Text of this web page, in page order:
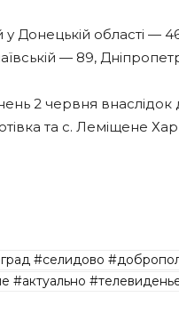
Донецькій області —
— 89,
2 червня внаслідок
та с. Леміщене
#селидово
#актуально